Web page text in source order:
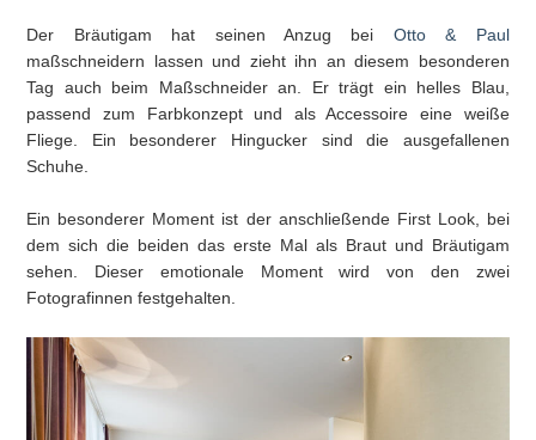
Der Bräutigam hat seinen Anzug bei Otto & Paul
maßschneidern lassen und zieht ihn an diesem besonderen
Tag auch beim Maßschneider an. Er trägt ein helles Blau,
passend zum Farbkonzept und als Accessoire eine weiße
Fliege. Ein besonderer Hingucker sind die ausgefallenen
Schuhe.
Ein besonderer Moment ist der anschließende First Look, bei
dem sich die beiden das erste Mal als Braut und Bräutigam
sehen. Dieser emotionale Moment wird von den zwei
Fotografinnen festgehalten.